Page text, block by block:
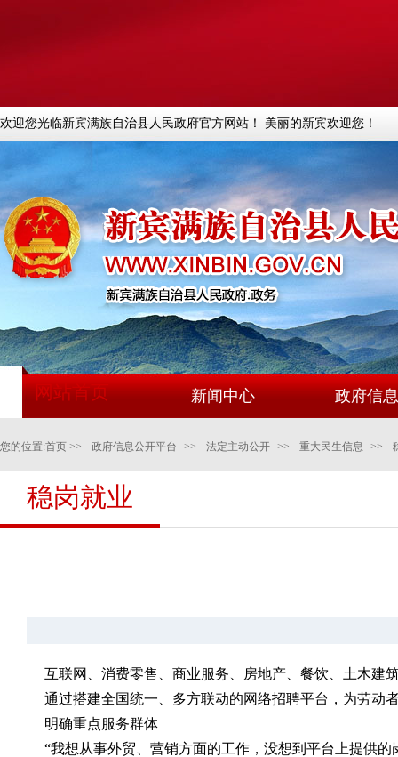
欢迎您光临新宾满族自治县人民政府官方网站！ 美丽的新宾欢迎您！
网站首页 新闻中心 政府信
您的位置:首页 >> 政府信息公开平台 >> 法定主动公开 >> 重大民生信息 >>
稳岗就业
互联网、消费零售、商业服务、房地产、餐饮、土木
通过搭建全国统一、多方联动的网络招聘平台，为劳动
明确重点服务群体
“我想从事外贸、营销方面的工作，没想到平台上提供